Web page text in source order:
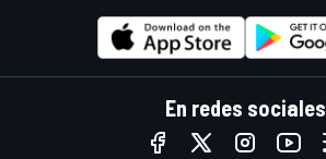
En redes sociales